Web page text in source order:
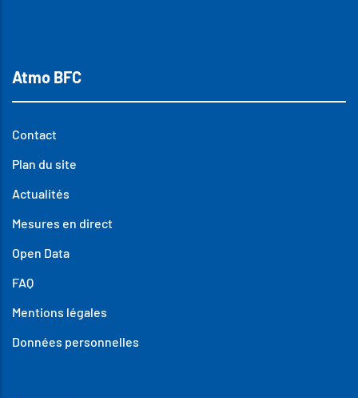
Atmo BFC
Contact
Plan du site
Actualités
Mesures en direct
Open Data
FAQ
Mentions légales
Données personnelles